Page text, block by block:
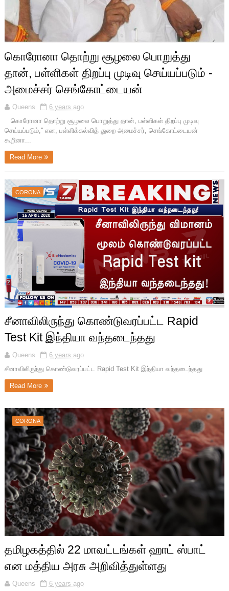
கொரோனா தொற்று சூழலை பொறுத்து
தான், பள்ளிகள் திறப்பு முடிவு செய்யப்படும் -
அமைச்சர் செங்கோட்டையன்
Queens
6 years ago
கொரோனா தொற்று சூழலை பொறுத்து தான், பள்ளிகள் திறப்பு முடிவு
செய்யப்படும்,'' என, பள்ளிக்கல்வித் துறை அமைச்சர், செங்கோட்டையன்
கூறினா...
Read More
CORONA
சீனாவிலிருந்து கொண்டுவரப்பட்ட Rapid
Test Kit இந்தியா வந்தடைந்தது
Queens
6 years ago
சீனாவிலிருந்து கொண்டுவரப்பட்ட Rapid Test Kit இந்தியா வந்தடைந்தது
Read More
CORONA
தமிழகத்தில் 22 மாவட்டங்கள் ஹாட் ஸ்பாட்
என மத்திய அரசு அறிவித்துள்ளது
Queens
6 years ago